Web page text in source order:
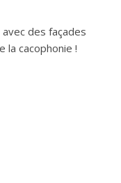
des façades
la cacophonie !